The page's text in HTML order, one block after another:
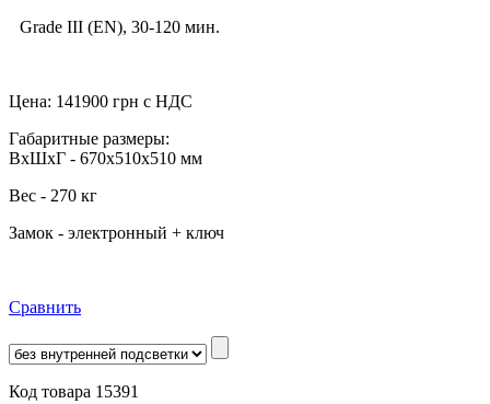
Grade III (EN), 30-120 мин.
Цена: 141900 грн с НДС
Габаритные размеры:
ВхШхГ - 670x510x510 мм
Вес - 270 кг
Замок - электронный + ключ
Сравнить
Код товара 15391